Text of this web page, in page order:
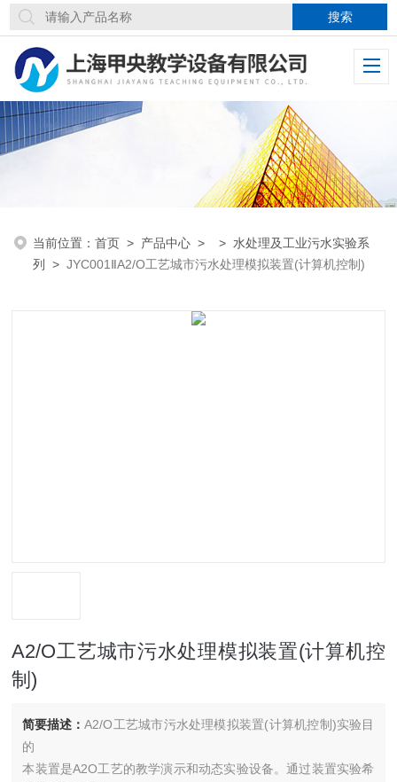
当前位置：首页 > 产品中心 > > 水处理及工业污水实验系
列
>JYC001ⅡA2/O工艺城市污水处理模拟装置(计算机控制)
A2/O工艺城市污水处理模拟装置(计算机控
制)
简要描述：A2/O工艺城市污水处理模拟装置(计算机控制)实验目
的
本装置是A2O工艺的教学演示和动态实验设备。通过装置实验希